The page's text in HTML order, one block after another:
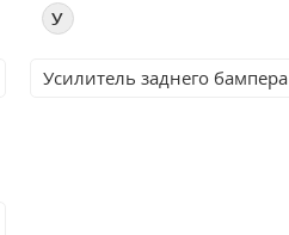
У
Усилитель заднего бампера